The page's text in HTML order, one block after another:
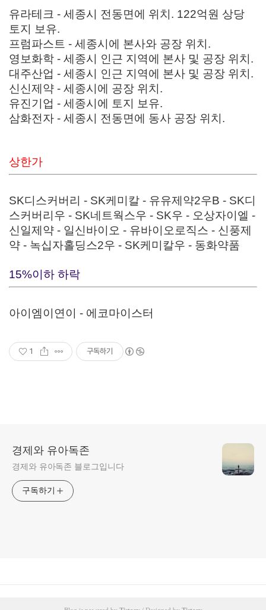
유라테크 - 세종시 전동면에 위치. 122억원 상당
토지 보유.
프럼파스트 - 세종시에 본사와 공장 위치.
영보화학 - 세종시 인근 지역에 본사 및 공장 위치.
대주산업 - 세종시 인근 지역에 본사 및 공장 위치.
신신제약 - 세종시에 공장 위치.
유진기업 - 세종시에 토지 보유.
삼화전자 - 세종시 전동면에 동사 공장 위치.
상한가
SK디스커버리 - SK케미칼 - 유유제약2우B - SK디
스커버리우 - SK네트웍스우 - SK우 - 오상자이엘 -
신일제약 - 일신바이오 - 유바이오로직스 - 신풍제
약 - 녹십자홀딩스2우 - SK케미칼우 - 동화약품
15%이하 하락
아이엠이연이 - 에코마이스터
1 구독하기
경제와 유아독존
경제와 유아독존 블로그입니다
구독하기